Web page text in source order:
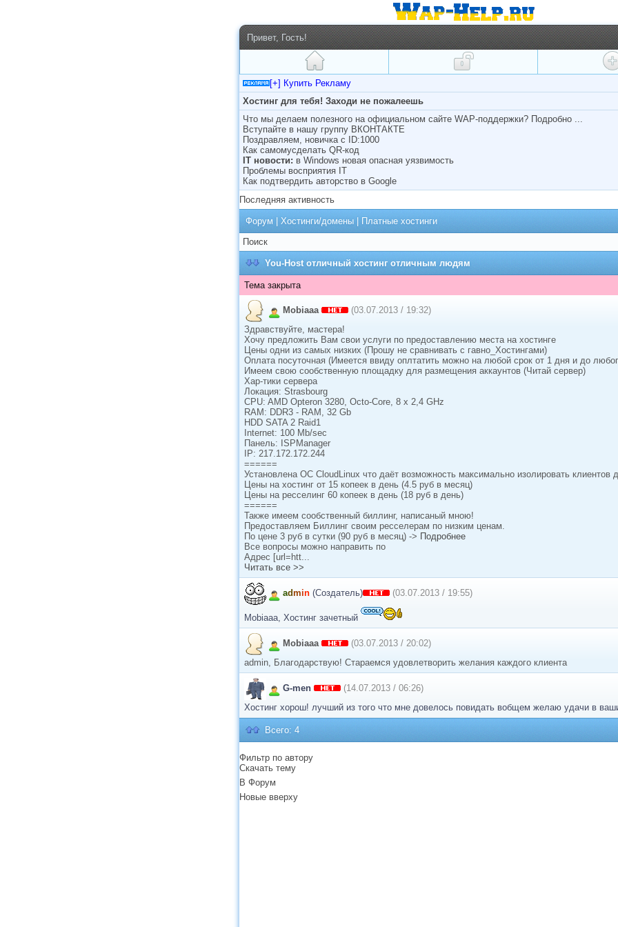
Привет, Гость!
[+] Купить Рекламу
Хостинг для тебя! Заходи не пожалеешь
Что мы делаем полезного на официальном сайте WAP-поддержки? Подробно ...
Вступайте в нашу группу ВКОНТАКТЕ
Поздравляем, новичка с ID:1000
Как самомусделать QR-код
IT новости: в Windows новая опасная уязвимость
Проблемы восприятия IT
Как подтвердить авторство в Google
Последняя активность
Форум Хостинги/домены
Платные хостинги
Поиск
You-Host отличный хостинг отличным людям
Тема закрыта
Mobiaaa
(03.07.2013 / 19:32)
Здравствуйте, мастера!
Хочу предложить Вам свои услуги по предоставлению места на хостинге
Цены одни из самых низких (Прошу не сравнивать с гавно_Хостингами)
Оплата посуточная (Имеется ввиду оплтатить можно на любой срок от 1 дня и до
Имеем свою сообственную площадку для размещения аккаунтов (Читай сервер)
Хар-тики сервера
Локация: Strasbourg
CPU: AMD Opteron 3280, Octo-Core, 8 x 2,4 GHz
RAM: DDR3 - RAM, 32 Gb
HDD SATA 2 Raid1
Internet: 100 Mb/sec
Панель: ISPManager
IP: 217.172.172.244
======
Установлена ОС CloudLinux что даёт возможность максимально изолировать клиентов
Цены на хостинг от 15 копеек в день (4.5 руб в месяц)
Цены на ресселинг 60 копеек в день (18 руб в день)
======
Также имеем сообственный биллинг, написаный мною!
Предоставляем Биллинг своим ресселерам по низким ценам.
По цене 3 руб в сутки (90 руб в месяц) -> Подробнее
Все вопросы можно направить по
Адрес [url=htt...
Читать все >>
admin (Создатель) (03.07.2013 / 19:55)
Mobiaaa, Хостинг зачетный
Mobiaaa
(03.07.2013 / 20:02)
admin, Благодарствую! Стараемся удовлетворить желания каждого клиента
G-men
(14.07.2013 / 06:26)
Хостинг хорош! лучший из того что мне довелось повидать вобщем желаю удачи в
Всего: 4
Фильтр по автору
Скачать тему
В Форум
Новые вверху